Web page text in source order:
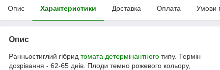
Опис Характеристики Доставка Оплата Умови
Опис
Ранньостиглий гібрид томата детермінантного типу. Термін
дозрівання - 62-65 днів. Плоди темно рожевого кольору,